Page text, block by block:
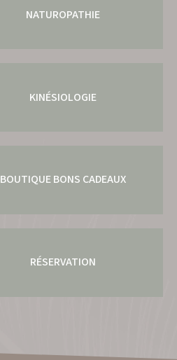
NATUROPATHIE
KINÉSIOLOGIE
BOUTIQUE BONS CADEAUX
RÉSERVATION